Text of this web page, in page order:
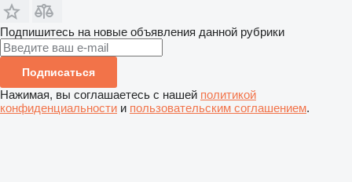
Подпишитесь на новые объявления данной рубрики
Подписаться
Нажимая, вы соглашаетесь с нашей политикой
конфиденциальности и пользовательским соглашением.